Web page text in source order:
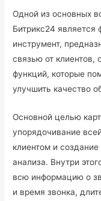
Одной из основных
Битрикс24 является
инструмент,
связью от
функций, которые
улучшить качество
Основной целью
упорядочивание
клиентом и
анализа. Внутри
всю информацию о
и время звонка,